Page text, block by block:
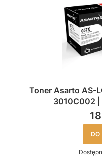
Toner Asarto AS-
3010C002
DO